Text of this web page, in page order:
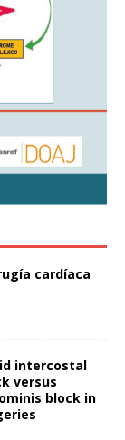
cardíaca
intercostal
versus
block in